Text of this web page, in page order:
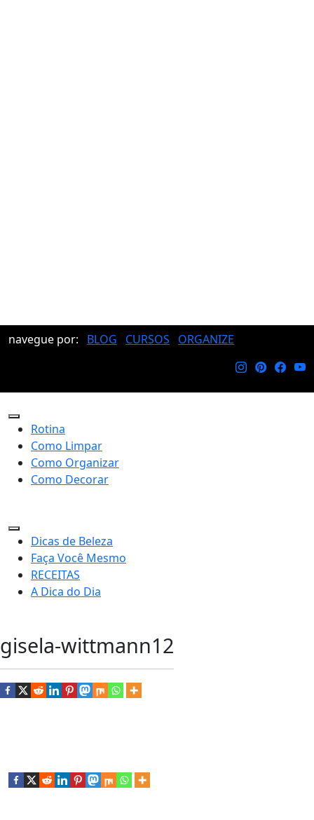
navegue por: BLOG CURSOS ORGANIZE
Rotina
Como Limpar
Como Organizar
Como Decorar
Dicas de Beleza
Faça Você Mesmo
RECEITAS
A Dica do Dia
gisela-wittmann12